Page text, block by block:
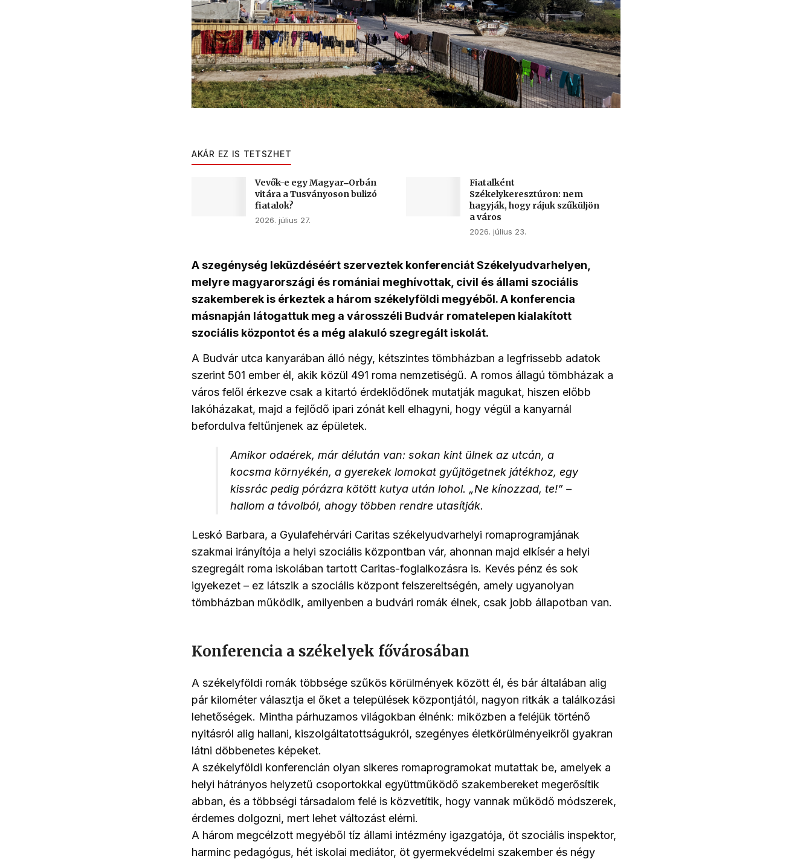
AKÁR EZ IS TETSZHET
Vevők-e egy Magyar‒Orbán
vitára a Tusványoson bulizó
fiatalok?
2026. július 27.
Fiatalként
Székelykeresztúron: nem
hagyják, hogy rájuk szűküljön
a város
2026. július 23.
A szegénység leküzdéséért szerveztek konferenciát Székelyudvarhelyen,
melyre magyarországi és romániai meghívottak, civil és állami szociális
szakemberek is érkeztek a három székelyföldi megyéből. A konferencia
másnapján látogattuk meg a városszéli Budvár romatelepen kialakított
szociális központot és a még alakuló szegregált iskolát.
A Budvár utca kanyarában álló négy, kétszintes tömbházban a legfrissebb adatok
szerint 501 ember él, akik közül 491 roma nemzetiségű. A romos állagú tömbházak a
város felől érkezve csak a kitartó érdeklődőnek mutatják magukat, hiszen előbb
lakóházakat, majd a fejlődő ipari zónát kell elhagyni, hogy végül a kanyarnál
befordulva feltűnjenek az épületek.
Amikor odaérek, már délután van: sokan kint ülnek az utcán, a
kocsma környékén, a gyerekek lomokat gyűjtögetnek játékhoz, egy
kissrác pedig pórázra kötött kutya után lohol. „Ne kínozzad, te!” –
hallom a távolból, ahogy többen rendre utasítják.
Leskó Barbara, a Gyulafehérvári Caritas székelyudvarhelyi romaprogramjának
szakmai irányítója a helyi szociális központban vár, ahonnan majd elkísér a helyi
szegregált roma iskolában tartott Caritas-foglalkozásra is. Kevés pénz és sok
igyekezet – ez látszik a szociális központ felszereltségén, amely ugyanolyan
tömbházban működik, amilyenben a budvári romák élnek, csak jobb állapotban van.
Konferencia a székelyek fővárosában
A székelyföldi romák többsége szűkös körülmények között él, és bár általában alig
pár kilométer választja el őket a települések központjától, nagyon ritkák a találkozási
lehetőségek. Mintha párhuzamos világokban élnénk: miközben a feléjük történő
nyitásról alig hallani, kiszolgáltatottságukról, szegényes életkörülményeikről gyakran
látni döbbenetes képeket.
A székelyföldi konferencián olyan sikeres romaprogramokat mutattak be, amelyek a
helyi hátrányos helyzetű csoportokkal együttműködő szakembereket megerősítik
abban, és a többségi társadalom felé is közvetítik, hogy vannak működő módszerek,
érdemes dolgozni, mert lehet változást elérni.
A három megcélzott megyéből tíz állami intézmény igazgatója, öt szociális inspektor,
harminc pedagógus, hét iskolai mediátor, öt gyermekvédelmi szakember és négy